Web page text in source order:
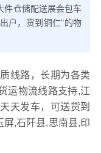
件仓储配送展会包车
户，货到铜仁"的物
线路，长期为各类
运物流线路支持,江
天发车，可送货到
,石阡县,思南县,印